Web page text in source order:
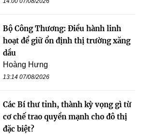
Bộ Công Thương: Điều hành linh
hoạt để giữ ổn định thị trường xăng
dầu
Hoàng Hưng
13:14 07/08/2026
Các Bí thư tỉnh, thành kỳ vọng gì từ
cơ chế trao quyền mạnh cho đô thị
đặc biệt?